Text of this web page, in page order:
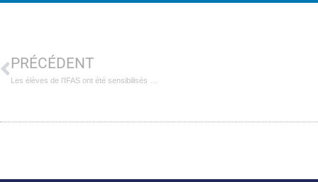
PRÉCÉDENT